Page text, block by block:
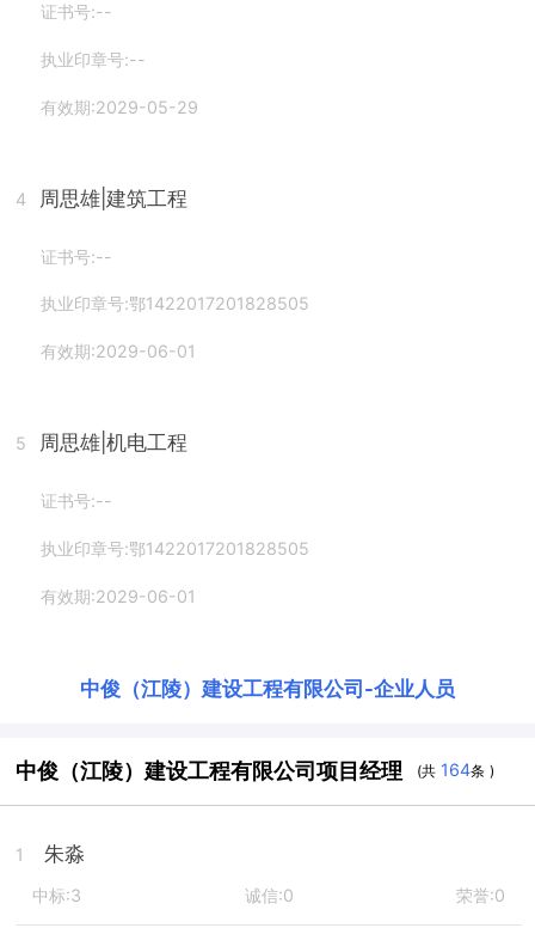
证书号:--
执业印章号:--
有效期:2029-05-29
4 周思雄 |建筑工程
证书号:--
执业印章号:鄂1422017201828505
有效期:2029-06-01
5 周思雄 |机电工程
证书号:--
执业印章号:鄂1422017201828505
有效期:2029-06-01
中俊（江陵）建设工程有限公司 -企业人员
中俊（江陵）建设工程有限公司项目经理 (共 164条 )
1 朱淼
中标:3 诚信:0 荣誉:0